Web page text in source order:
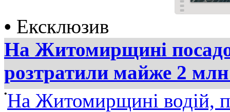
• Ексклюзив
На Житомирщині
розтратили майже 2
•На Житомирщині водій,